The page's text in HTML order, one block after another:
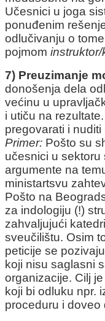
Učesnici u joga
ponuđenim
odlučivanju o
pojmom instruktor/
7) Preuzimanje
donošenja dela
većinu u
i utiču na
pregovarati i nuditi
Primer: Pošto su
učesnici u sektoru
argumente na
ministartsvu
Pošto na
za indologiju (!)
zahvaljujući
sveučilištu. Osim
peticije se
koji nisu saglasni
organizacije. Cilj
koji bi odluku npr.
proceduru i doveo